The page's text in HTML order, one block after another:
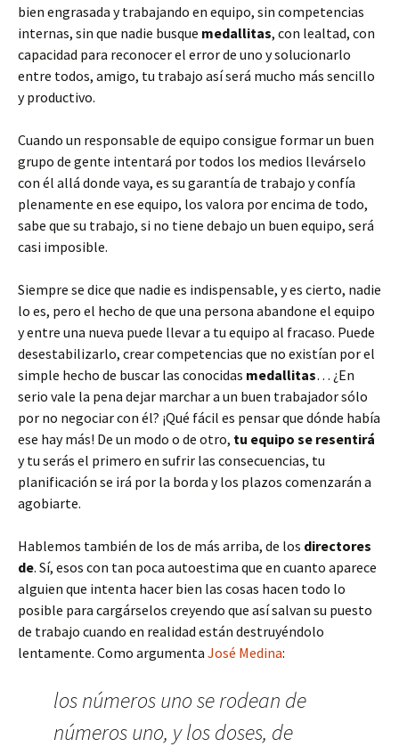
bien engrasada y trabajando en equipo, sin competencias
internas, sin que nadie busque medallitas, con lealtad, con
capacidad para reconocer el error de uno y solucionarlo
entre todos, amigo, tu trabajo así será mucho más sencillo
y productivo.
Cuando un responsable de equipo consigue formar un buen
grupo de gente intentará por todos los medios llevárselo
con él allá donde vaya, es su garantía de trabajo y confía
plenamente en ese equipo, los valora por encima de todo,
sabe que su trabajo, si no tiene debajo un buen equipo, será
casi imposible.
Siempre se dice que nadie es indispensable, y es cierto, nadie
lo es, pero el hecho de que una persona abandone el equipo
y entre una nueva puede llevar a tu equipo al fracaso. Puede
desestabilizarlo, crear competencias que no existían por el
simple hecho de buscar las conocidas medallitas… ¿En
serio vale la pena dejar marchar a un buen trabajador sólo
por no negociar con él? ¡Qué fácil es pensar que dónde había
ese hay más! De un modo o de otro, tu equipo se resentirá
y tu serás el primero en sufrir las consecuencias, tu
planificación se irá por la borda y los plazos comenzarán a
agobiarte.
Hablemos también de los de más arriba, de los directores
de. Sí, esos con tan poca autoestima que en cuanto aparece
alguien que intenta hacer bien las cosas hacen todo lo
posible para cargárselos creyendo que así salvan su puesto
de trabajo cuando en realidad están destruyéndolo
lentamente. Como argumenta José Medina:
los números uno se rodean de
números uno, y los doses, de